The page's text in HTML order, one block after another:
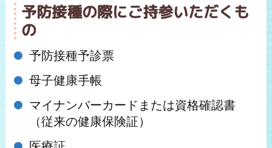
予防接種の際にご持参いただくも
の
予防接種予診票
母子健康手帳
マイナンバーカードまたは資格確認書
（従来の健康保険証）